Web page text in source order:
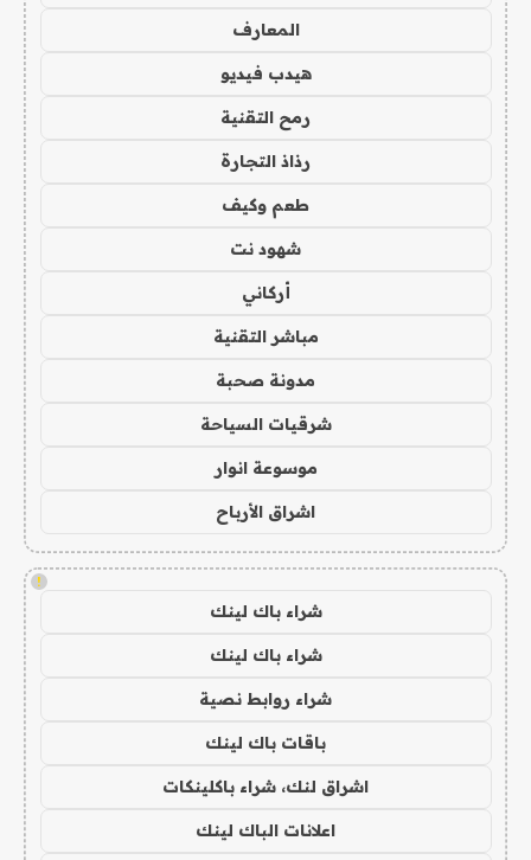
المعارف
هيدب فيديو
رمح التقنية
رذاذ التجارة
طعم وكيف
شهود نت
أركاني
مباشر التقنية
مدونة صحبة
شرقيات السياحة
موسوعة انوار
اشراق الأرباح
!
شراء باك لينك
شراء باك لينك
شراء روابط نصية
باقات باك لينك
اشراق لنك، شراء باكلينكات
اعلانات الباك لينك